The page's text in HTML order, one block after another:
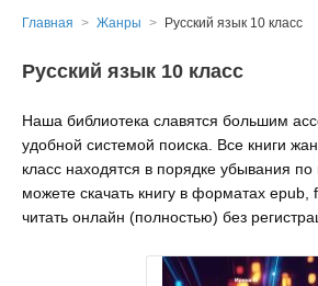
Главная Жанры Русский язык 10 класс
Русский язык 10 класс
Наша библиотека славятся большим
удобной системой поиска. Все книги
класс находятся в порядке убывания
можете скачать книгу в форматах epub,
читать онлайн (полностью) без